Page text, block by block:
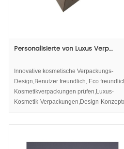
Personalisierte von Luxus Verp…
Innovative kosmetische Verpackungs-
Design,Benutzer freundlich, Eco
Kosmetikverpackungen prüfen,Luxus-
Kosmetik-Verpackungen,Design-
in kosmetische